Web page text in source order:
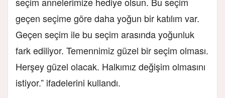
geçen seçime göre daha yoğun bir katılım var.
Geçen seçim ile bu seçim arasında yoğunluk
fark ediliyor. Temennimiz güzel bir seçim olması.
Herşey güzel olacak. Halkımız değişim olmasını
istiyor.” ifadelerini kullandı.